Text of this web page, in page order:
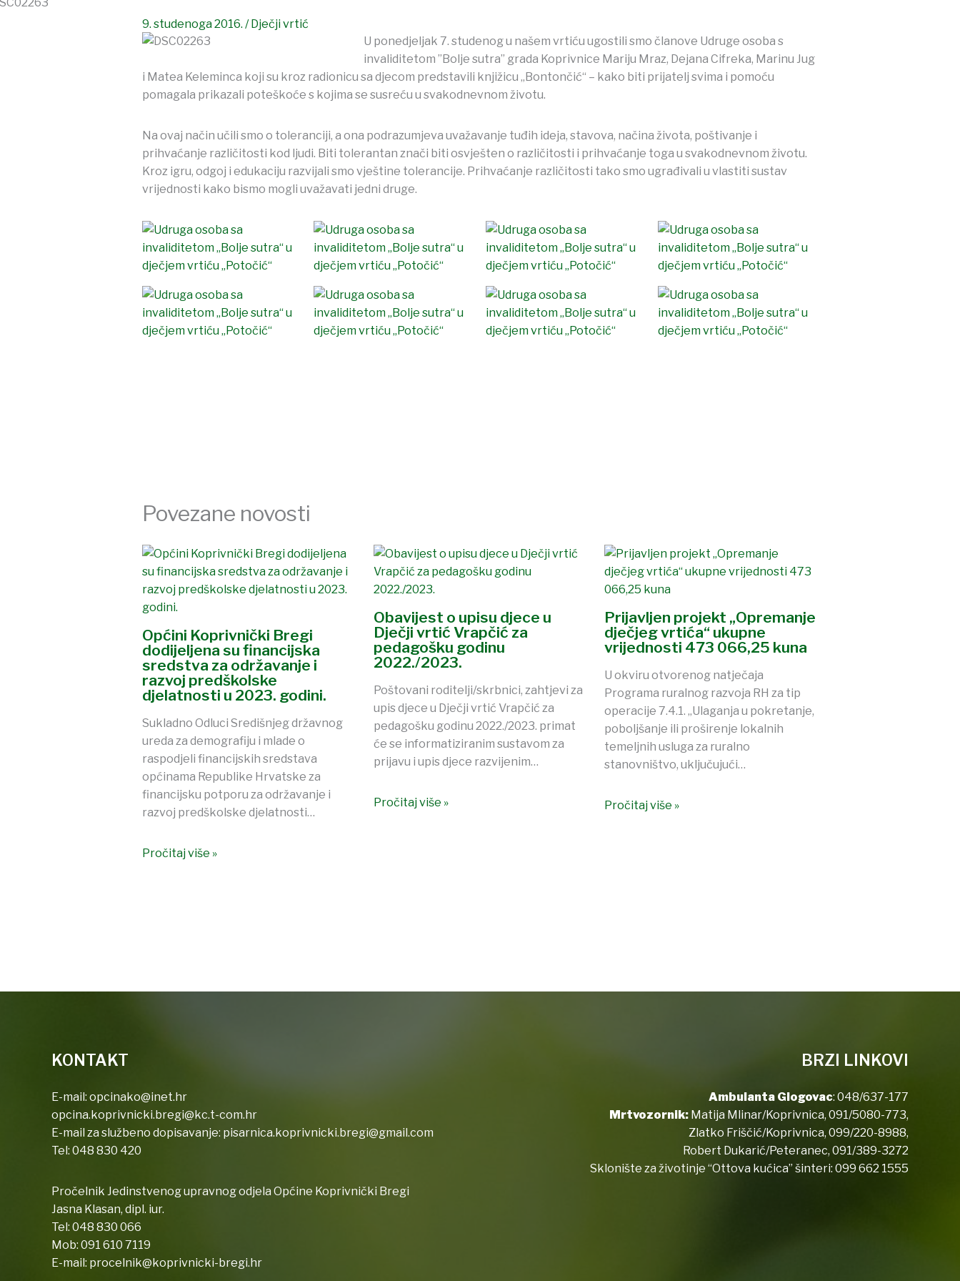
9. studenoga 2016. /Dječji vrtić
U ponedjeljak 7. studenog u našem vrtiću ugostili smo članove Udruge osoba s
invaliditetom ”Bolje sutra” grada Koprivnice Mariju Mraz, Dejana Cifreka, Marinu Jug
i Matea Keleminca koji su kroz radionicu sa djecom predstavili knjižicu „Bontončić“ – kako biti prijatelj svima i pomoću
pomagala prikazali poteškoće s kojima se susreću u svakodnevnom životu.
Na ovaj način učili smo o toleranciji, a ona podrazumjeva uvažavanje tuđih ideja, stavova, načina života, poštivanje i
prihvaćanje različitosti kod ljudi. Biti tolerantan znači biti osvješten o različitosti i prihvaćanje toga u svakodnevnom životu.
Kroz igru, odgoj i edukaciju razvijali smo vještine tolerancije. Prihvaćanje različitosti tako smo ugrađivali u vlastiti sustav
vrijednosti kako bismo mogli uvažavati jedni druge.
Povezane novosti
Općini Koprivnički Bregi
dodijeljena su financijska
sredstva za održavanje i
razvoj predškolske
djelatnosti u 2023. godini.
Sukladno Odluci Središnjeg državnog
ureda za demografiju i mlade o
raspodjeli financijskih sredstava
općinama Republike Hrvatske za
financijsku potporu za održavanje i
razvoj predškolske djelatnosti…
Pročitaj više »
Obavijest o upisu djece u
Dječji vrtić Vrapčić za
pedagošku godinu
2022./2023.
Poštovani roditelji/skrbnici, zahtjevi za
upis djece u Dječji vrtić Vrapčić za
pedagošku godinu 2022./2023. primat
će se informatiziranim sustavom za
prijavu i upis djece razvijenim…
Pročitaj više »
Prijavljen projekt „Opremanje
dječjeg vrtića“ ukupne
vrijednosti 473 066,25 kuna
U okviru otvorenog natječaja
Programa ruralnog razvoja RH za tip
operacije 7.4.1. „Ulaganja u pokretanje,
poboljšanje ili proširenje lokalnih
temeljnih usluga za ruralno
stanovništvo, uključujući…
Pročitaj više »
KONTAKT
E-mail: opcinako@inet.hr
opcina.koprivnicki.bregi@kc.t-com.hr
E-mail za službeno dopisavanje: pisarnica.koprivnicki.bregi@gmail.com
Tel: 048 830 420
Pročelnik Jedinstvenog upravnog odjela Općine Koprivnički Bregi
Jasna Klasan, dipl. iur.
Tel: 048 830 066
Mob: 091 610 7119
E-mail: procelnik@koprivnicki-bregi.hr
BRZI LINKOVI
Ambulanta Glogovac: 048/637-177
Mrtvozornik: Matija Mlinar/Koprivnica, 091/5080-773,
Zlatko Friščić/Koprivnica, 099/220-8988,
Robert Dukarić/Peteranec, 091/389-3272
Sklonište za životinje “Ottova kućica” šinteri: 099 662 1555